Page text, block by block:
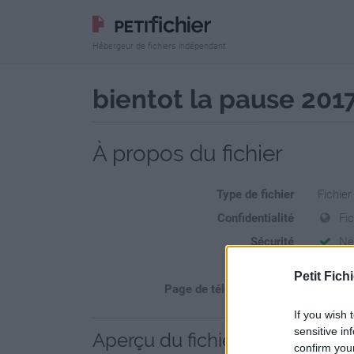
Petit
If you wish
sensitive
confirm
Hébergeur de fichiers indépendant
bientot la pause
À propos du fichier
Type de fichier
Confidentialité
Sécurité
Page de téléchargement
Aperçu du fichier